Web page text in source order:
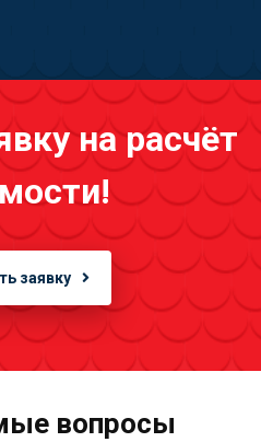
на расчёт
заявку
вопросы